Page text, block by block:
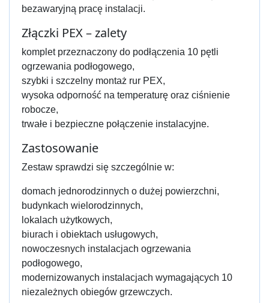
bezawaryjną pracę instalacji.
Złączki PEX – zalety
komplet przeznaczony do podłączenia 10 pętli
ogrzewania podłogowego,
szybki i szczelny montaż rur PEX,
wysoka odporność na temperaturę oraz ciśnienie
robocze,
trwałe i bezpieczne połączenie instalacyjne.
Zastosowanie
Zestaw sprawdzi się szczególnie w:
domach jednorodzinnych o dużej powierzchni,
budynkach wielorodzinnych,
lokalach użytkowych,
biurach i obiektach usługowych,
nowoczesnych instalacjach ogrzewania
podłogowego,
modernizowanych instalacjach wymagających 10
niezależnych obiegów grzewczych.